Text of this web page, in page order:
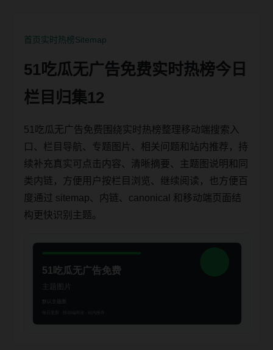
首页实时热榜Sitemap
51吃瓜无广告免费实时热榜今日
栏目归集12
51吃瓜无广告免费围绕实时热榜整理移动端搜索入
口、栏目导航、专题图片、相关问题和站内推荐，持
续补充真实可点击内容、清晰摘要、主题图说明和同
类内链，方便用户按栏目浏览、继续阅读，也方便百
度通过 sitemap、内链、canonical 和移动端页面结
构更快识别主题。